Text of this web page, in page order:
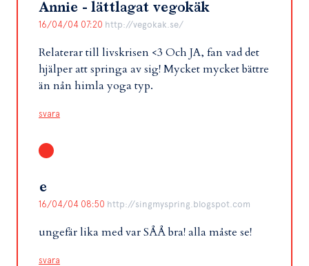
Annie - lättlagat vegokäk
16/04/04 07:20 http://vegokak.se/
Relaterar till livskrisen <3 Och JA, fan vad det
hjälper att springa av sig! Mycket mycket bättre
än nån himla yoga typ.
svara
e
16/04/04 08:50 http://singmyspring.blogspot.com
ungefär lika med var SÅÅ bra! alla måste se!
svara